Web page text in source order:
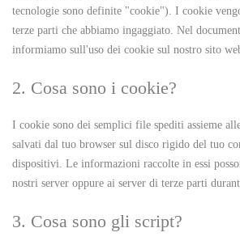
tecnologie sono definite "cookie"). I cookie
terze parti che abbiamo ingaggiato. Nel
informiamo sull'uso dei cookie sul nostro sito
2. Cosa sono i cookie?
I cookie sono dei semplici file spediti assieme
salvati dal tuo browser sul disco rigido del tuo
dispositivi. Le informazioni raccolte in essi
nostri server oppure ai server di terze parti
3. Cosa sono gli script?